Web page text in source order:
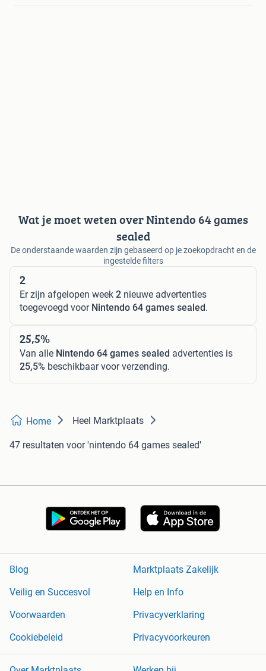
Wat je moet weten over Nintendo 64 games
sealed
De onderstaande waarden zijn gebaseerd op je zoekopdracht en de
ingestelde filters
2
Er zijn afgelopen week 2 nieuwe advertenties
toegevoegd voor Nintendo 64 games sealed.
25,5%
Van alle Nintendo 64 games sealed advertenties is
25,5% beschikbaar voor verzending.
Home Heel Marktplaats
47 resultaten voor 'nintendo 64 games sealed'
Blog
Marktplaats Zakelijk
Veilig en Succesvol
Help en Info
Voorwaarden
Privacyverklaring
Cookiebeleid
Privacyvoorkeuren